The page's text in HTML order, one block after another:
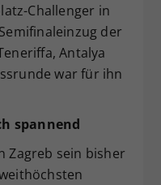
Challenger in
der
Antalya
war für ihn
spannend
Zagreb sein bisher